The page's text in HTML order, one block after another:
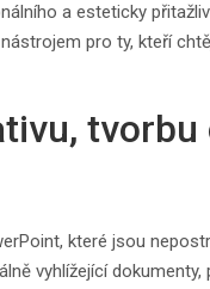
a esteticky
pro ty, kteří
tvorbu
které jsou
vyhlížející